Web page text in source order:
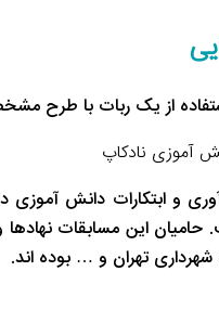
از یک ربات با طرح مشخص به صورت 1
آموزی نادکاپ
و ابتکارات دانش
این مسابقات
تهران و … بوده اند.